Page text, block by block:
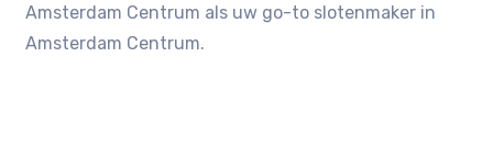
Amsterdam Centrum als uw go-to slotenmaker in
Amsterdam Centrum.​